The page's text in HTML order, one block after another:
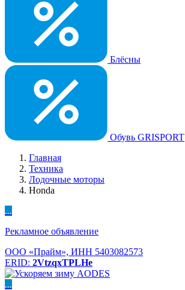
Блёсны
Обувь GRISPORT
Главная
Техника
Лодочные моторы
Honda
...
Рекламное объявление
ООО «Прайм», ИНН 5403082573
ERID: 2VtzqxTPLHe
...